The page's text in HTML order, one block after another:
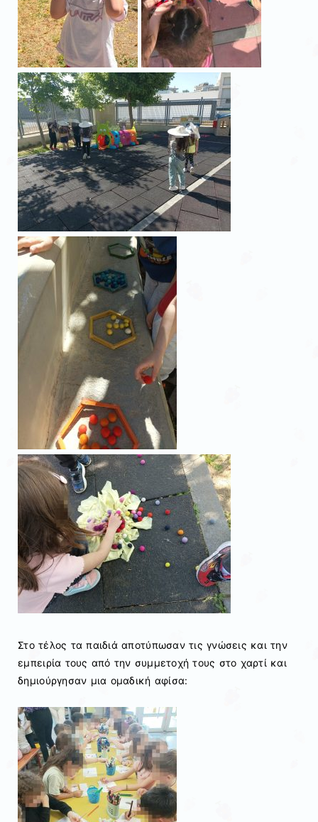
Στο τέλος τα παιδιά αποτύπωσαν τις γνώσεις και την
εμπειρία τους από την συμμετοχή τους στο χαρτί και
δημιούργησαν μια ομαδική αφίσα: